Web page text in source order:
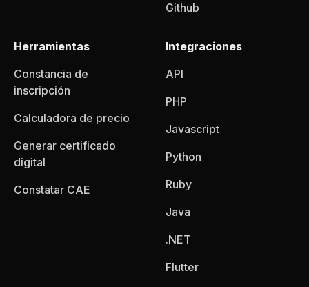
Github
Herramientas
Constancia de
inscripción
Calculadora de precio
Generar certificado
digital
Constatar CAE
Integraciones
API
PHP
Javascript
Python
Ruby
Java
.NET
Flutter